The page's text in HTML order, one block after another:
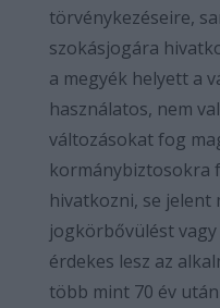
törvénykezéseire,
szokásjogára
a megyék helyett a
használatos, nem
változásokat fog
kormánybiztosokra
hivatkozni, se jelent
jogkörbővülést
érdekes lesz az
több mint 70 év